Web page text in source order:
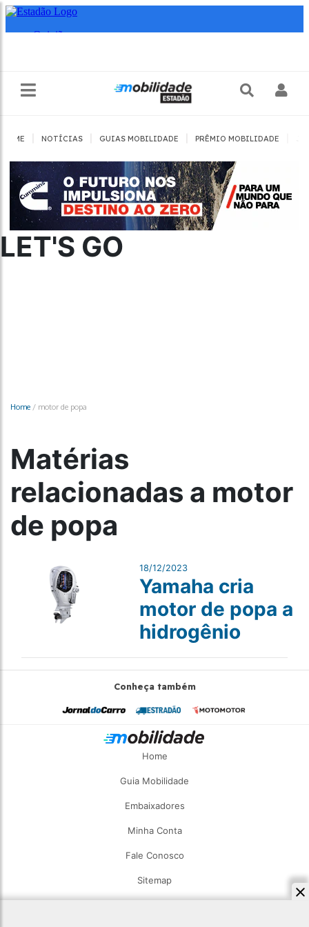
HOME NOTÍCIAS GUIAS MOBILIDADE PRÊMIO MOBILIDADE
LET'S GO
Home / motor de popa
Matérias
relacionadas a motor
de popa
18/12/2023
Yamaha cria
motor de popa a
hidrogênio
Conheça também
Home
Guia Mobilidade
Embaixadores
Minha Conta
Fale Conosco
Sitemap